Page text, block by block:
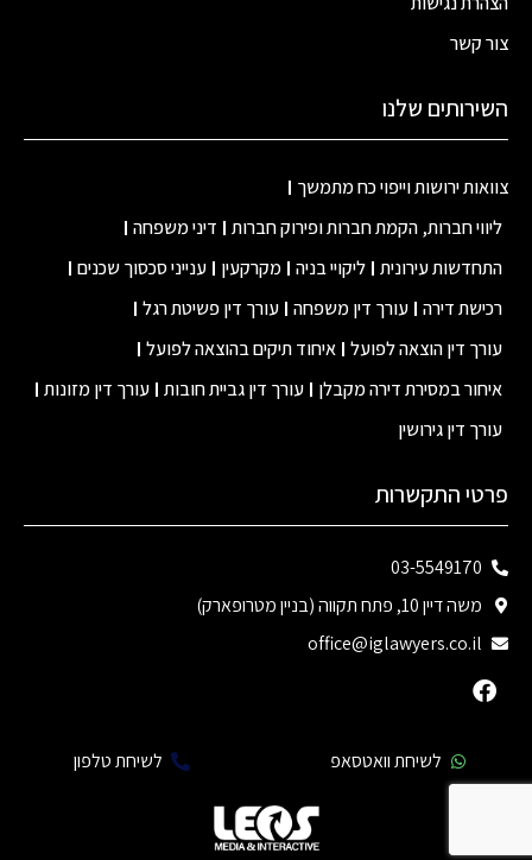
צור קשר
השירותים שלנו
צוואות ירושות וייפוי כח מתמשך
ליווי חברות, הקמת חברות ופירוק חברות
דיני משפחה
התחדשות עירונית ליקויי בניה מקרקעין
ענייני סכסוך שכנים
רכישת דירה עורך דין משפחה עורך דין פשיטת רגל
עורך דין הוצאה לפועל איחוד תיקים בהוצאה לפועל
איחור במסירת דירה מקבלן
עורך דין גביית חובות עורך דין מזונות
עורך דין גירושין
פרטי התקשרות
03-5549170
משה דיין 10, פתח תקווה (בניין מטרופארק)
office@iglawyers.co.il
לשיחת וואטסאפ לשיחת טלפון